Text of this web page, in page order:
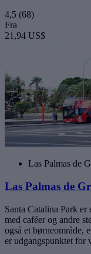
4,5 (68)
Fra
21,94 US$
Las Palmas de
Las Palmas de
Santa Catalina Park
med caféer og andre
også et børneområde,
er udgangspunktet for